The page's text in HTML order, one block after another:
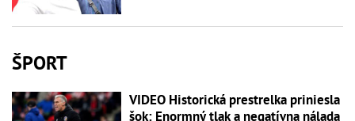
ŠPORT
VIDEO Historická prestrelka priniesla
šok: Enormný tlak a negatívna nálada